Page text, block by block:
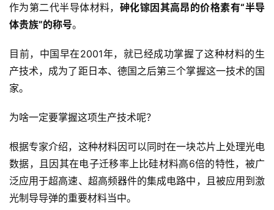
作为第二代半导体材料， 砷化镓因其高昂的价格素有“半导
体贵族”的称号。
目前，中国早在2001年，就已经成功掌握了这种材料的生
产技术，成为了距日本、德国之后第三个掌握这一技术的国
家。
为啥一定要掌握这项生产技术呢？
根据专家介绍，这种材料因可以同时在一块芯片上处理光电
数据，且因其在电子迁移率上比硅材料高6倍的特性，被广
泛应用于超高速、超高频器件的集成电路中，且被应用到激
光制导导弹的重要材料当中。